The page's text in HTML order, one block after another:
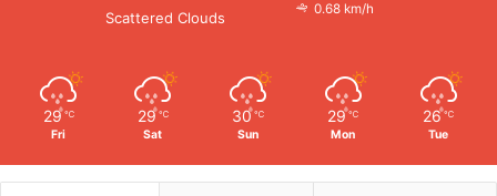
Scattered Clouds 0.68 km/h
29 ℃
Fri
29 ℃
Sat
30 ℃
Sun
29 ℃
Mon
26 ℃
Tue